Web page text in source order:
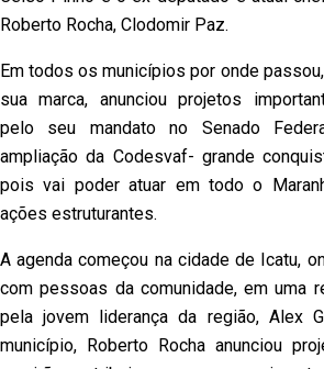
Roberto Rocha, Clodomir Paz.
Em todos os municípios por onde
sua marca, anunciou projetos
pelo seu mandato no Senado
ampliação da Codesvaf- grande
pois vai poder atuar em todo o
ações estruturantes.
A agenda começou na cidade de Icatu,
com pessoas da comunidade, em uma
pela jovem liderança da região, Alex
município, Roberto Rocha anunciou